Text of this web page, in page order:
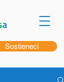
Sostieneci